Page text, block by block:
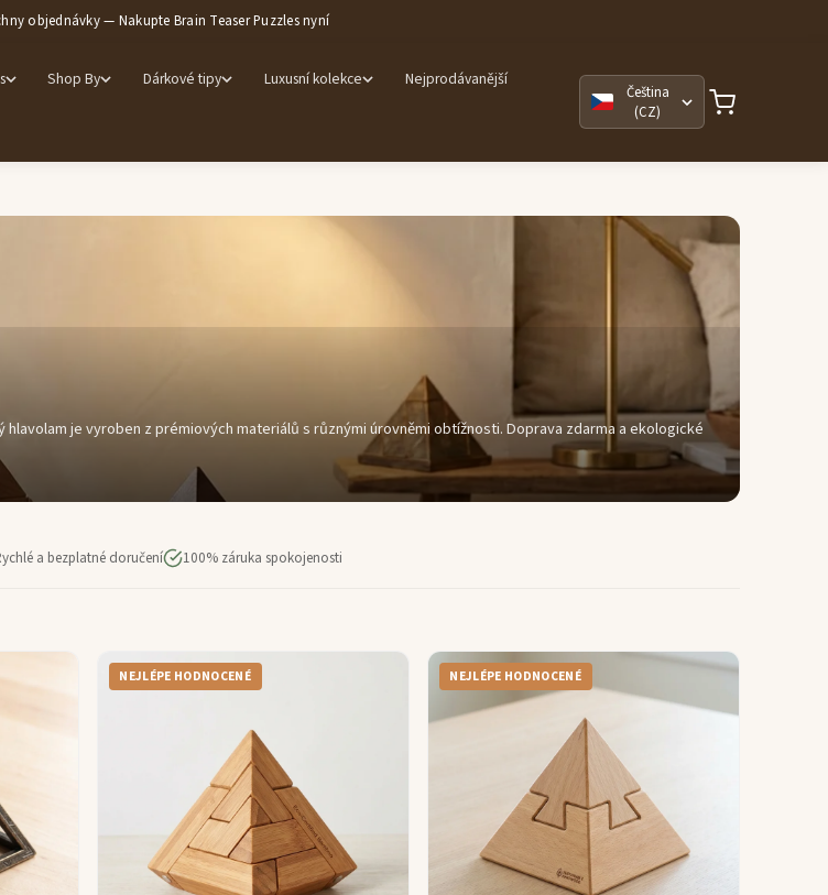
objednávky — Nakupte Brain Teaser Puzzles nyní
Shop By Dárkové tipy Luxusní kolekce Nejprodávanější
Čeština
(CZ)
je vyroben z prémiových materiálů s různými úrovněmi obtížnosti. Doprava zdarma a ekologické
a bezplatné doručení 100% záruka spokojenosti
NEJLÉPE HODNOCENÉ NEJLÉPE HODNOCENÉ